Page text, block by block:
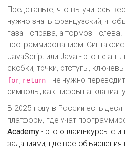
Представьте, что вы учитесь
нужно знать французский,
газа - справа, а тормоз -
программированием.
JavaScript или Java - это не
скобки, точки, отступы,
for, return - не нужно
символы, как цифры на
В 2025 году в России есть
платформ, где учат
Academy - это онлайн-курсы с
заданиями, где все объяснения